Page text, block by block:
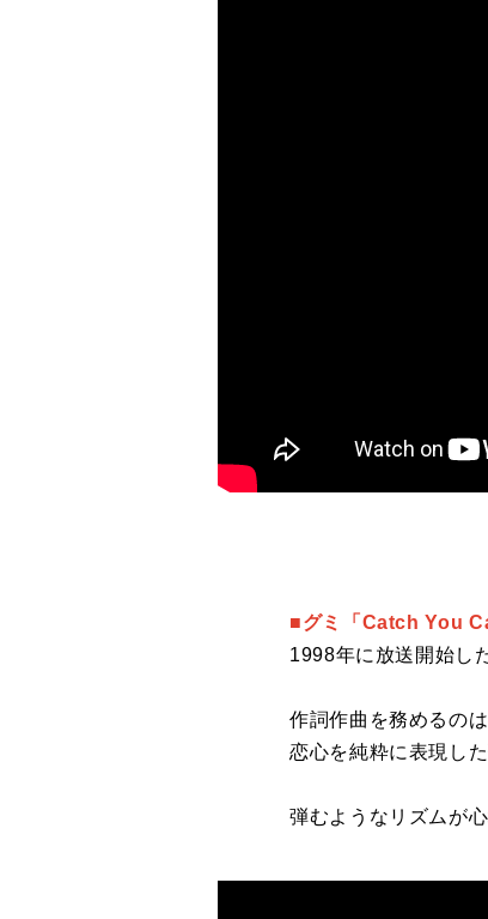
■グミ「Catch You
1998年に放送開始し
作詞作曲を務めるの
恋心を純粋に表現し
弾むようなリズムが